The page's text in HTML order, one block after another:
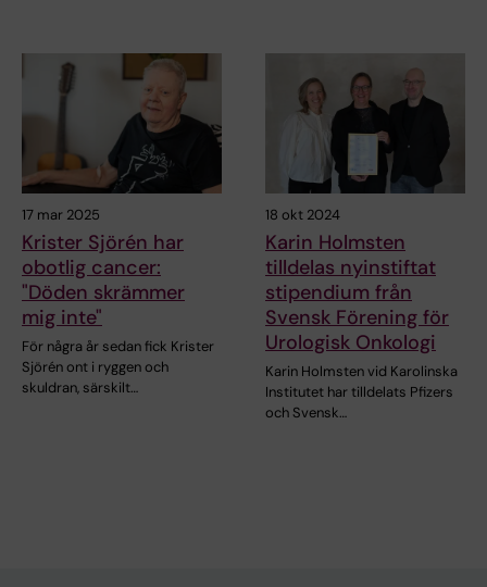
17 mar 2025
Krister Sjörén har
obotlig cancer:
"Döden skrämmer
mig inte"
För några år sedan fick Krister
Sjörén ont i ryggen och
skuldran, särskilt…
18 okt 2024
Karin Holmsten
tilldelas nyinstiftat
stipendium från
Svensk Förening för
Urologisk Onkologi
Karin Holmsten vid Karolinska
Institutet har tilldelats Pfizers
och Svensk…